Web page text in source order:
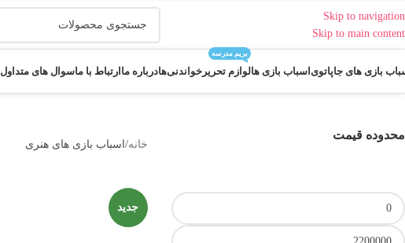
Skip to navigation
Skip to main content
بازی های جاپاتویاسباب بازی هالوازم تحریر
بریم مدرسه
خواندنی‌هادرباره ماارتباط با ماسوال های متداول
محدوده قیمت
خانه اسباب بازی های هنری
جدید